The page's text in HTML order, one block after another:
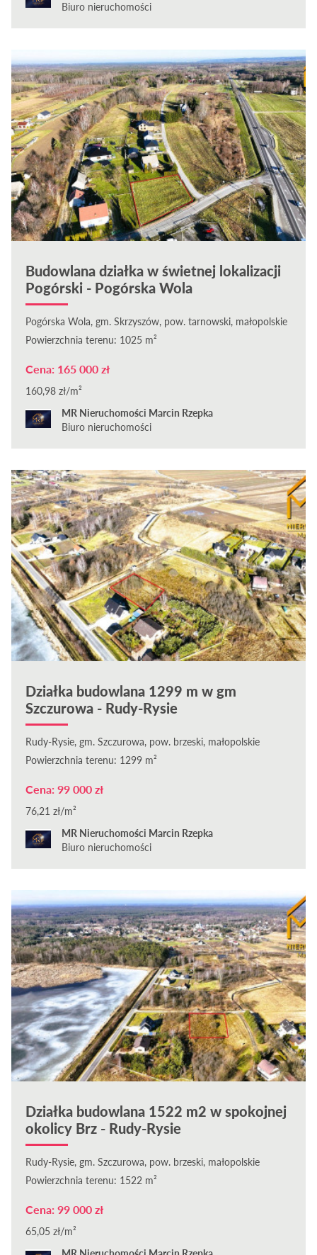
Biuro nieruchomości
Budowlana działka w świetnej lokalizacji
Pogórski - Pogórska Wola
Pogórska Wola, gm. Skrzyszów, pow. tarnowski, małopolskie
Powierzchnia terenu: 1025 m²
Cena: 165 000 zł
160,98 zł/m²
MR Nieruchomości Marcin Rzepka
Biuro nieruchomości
Działka budowlana 1299 m w gm
Szczurowa - Rudy-Rysie
Rudy-Rysie, gm. Szczurowa, pow. brzeski, małopolskie
Powierzchnia terenu: 1299 m²
Cena: 99 000 zł
76,21 zł/m²
MR Nieruchomości Marcin Rzepka
Biuro nieruchomości
Działka budowlana 1522 m2 w spokojnej
okolicy Brz - Rudy-Rysie
Rudy-Rysie, gm. Szczurowa, pow. brzeski, małopolskie
Powierzchnia terenu: 1522 m²
Cena: 99 000 zł
65,05 zł/m²